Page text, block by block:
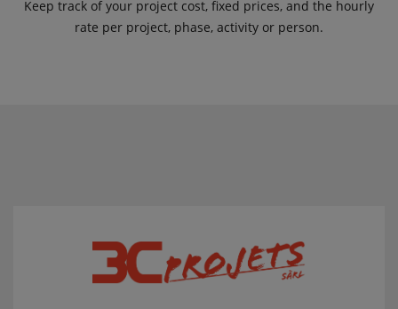
Keep track of your project cost, fixed prices, and the hourly
rate per project, phase, activity or person.